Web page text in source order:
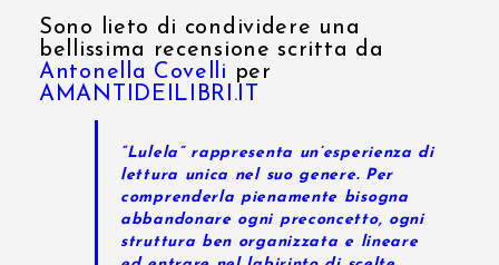
Sono lieto di condividere una
bellissima recensione scritta da
Antonella Covelli per
AMANTIDEILIBRI.IT
“Lulela” rappresenta un’esperienza di
lettura unica nel suo genere. Per
comprenderla pienamente bisogna
abbandonare ogni preconcetto, ogni
struttura ben organizzata e lineare